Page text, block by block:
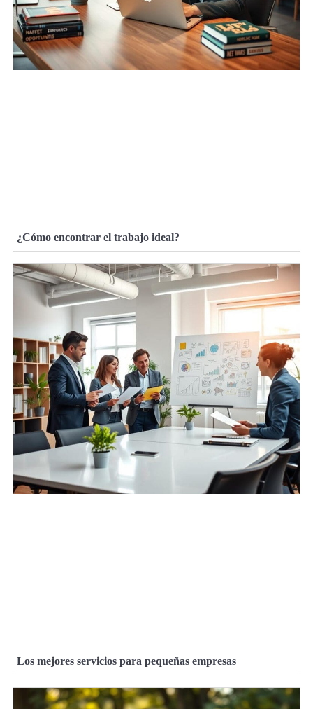
¿Cómo encontrar el trabajo ideal?
Los mejores servicios para pequeñas empresas